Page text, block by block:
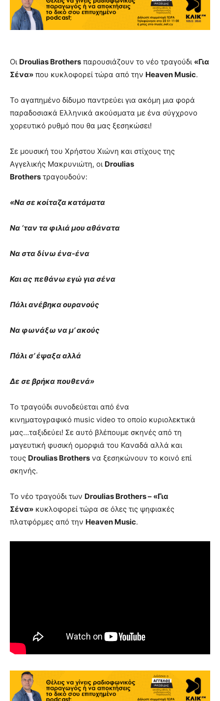
Οι Droulias Brothers παρουσιάζουν το νέο τραγούδι «Για
Σένα» που κυκλοφορεί τώρα από την Heaven Music.
Το αγαπημένο δίδυμο παντρεύει για ακόμη μια φορά
παραδοσιακά Ελληνικά ακούσματα με ένα σύγχρονο
χορευτικό ρυθμό που θα μας ξεσηκώσει!
Σε μουσική του Χρήστου Χιώνη και στίχους της
Αγγελικής Μακρυνιώτη, οι Droulias
Brothers τραγουδούν:
«Να σε κοίταζα κατάματα
Να ‘ταν τα φιλιά μου αθάνατα
Να στα δίνω ένα-ένα
Και ας πεθάνω εγώ για σένα
Πάλι ανέβηκα ουρανούς
Να φωνάξω να μ’ ακούς
Πάλι σ’ έψαξα αλλά
Δε σε βρήκα πουθενά»
Το τραγούδι συνοδεύεται από ένα
κινηματογραφικό music video το οποίο κυριολεκτικά
μας…ταξιδεύει! Σε αυτό βλέπουμε σκηνές από τη
μαγευτική φυσική ομορφιά του Καναδά αλλά και
τους Droulias Brothers να ξεσηκώνουν το κοινό επί
σκηνής.
Το νέο τραγούδι των Droulias Brothers– «Για
Σένα» κυκλοφορεί τώρα σε όλες τις ψηφιακές
πλατφόρμες από την Heaven Music.